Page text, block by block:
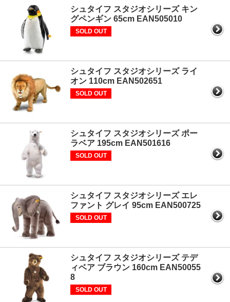
シュタイフ スタジオシリーズ キン
グペンギン 65cm EAN505010
SOLD OUT
シュタイフ スタジオシリーズ ライ
オン 110cm EAN502651
SOLD OUT
シュタイフ スタジオシリーズ ポー
ラベア 195cm EAN501616
SOLD OUT
シュタイフ スタジオシリーズ エレ
ファント グレイ 95cm EAN500725
SOLD OUT
シュタイフ スタジオシリーズ テデ
ィベア ブラウン 160cm EAN50055
8
SOLD OUT